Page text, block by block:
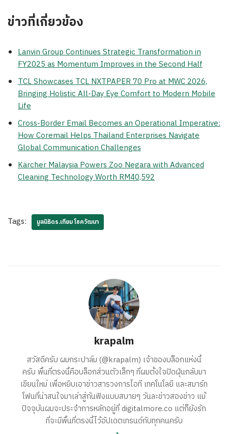
ข่าวที่เกี่ยวข้อง
Lanvin Group Continues Strategic Transformation in
FY2025 as Momentum Improves in the Second Half
TCL Showcases TCL NXTPAPER 70 Pro at MWC 2026,
Bringing Holistic All-Day Eye Comfort to Modern Mobile
Life
Cross-Border Email Becomes an Operational Imperative:
How Coremail Helps Thailand Enterprises Navigate
Global Communication Challenges
Kärcher Malaysia Powers Zoo Negara with Advanced
Cleaning Technology Worth RM40,592
Tags: มูลนิธิดร.เทียม โชควัฒนา
krapalm
สวัสดีครับ ผมกระปาล์ม (@krapalm) เจ้าของบล็อกแห่งนี้
ครับ พื้นที่ตรงนี้คือบล็อกส่วนตัวเล็กๆ ที่ผมตั้งใจปัดฝุ่นกลับมา
เขียนใหม่ เพื่อหยิบเอาข่าวสารวงการไอที เทคโนโลยี และสมาร์ท
โฟนที่น่าสนใจมาเล่าสู่กันฟังแบบสบายๆ วันละข่าวสองข่าว แม้
ปัจจุบันผมจะประจำการหลักอยู่ที่ digitalmore.co แต่ก็ยังรัก
ที่จะมีพื้นที่ตรงนี้ไว้อัปเดตเทรนด์กับทุกคนครับ